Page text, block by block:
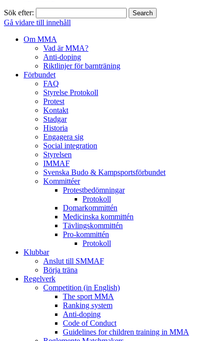
Sök efter:
Gå vidare till innehåll
Om MMA
Vad är MMA?
Anti-doping
Riktlinjer för barnträning
Förbundet
FAQ
Styrelse Protokoll
Protest
Kontakt
Stadgar
Historia
Engagera sig
Social integration
Styrelsen
IMMAF
Svenska Budo & Kampsportsförbundet
Kommittéer
Protestbedömningar
Protokoll
Domarkommittén
Medicinska kommittén
Tävlingskommittén
Pro-kommittén
Protokoll
Klubbar
Anslut till SMMAF
Börja träna
Regelverk
Competition (in English)
The sport MMA
Ranking system
Anti-doping
Code of Conduct
Guidelines for children training in MMA